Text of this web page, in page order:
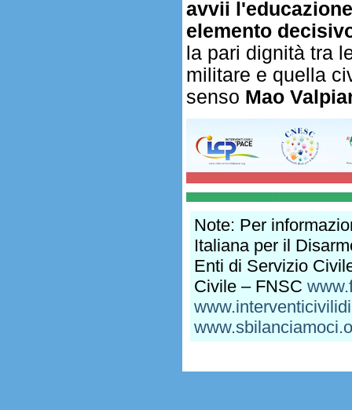
avvii
elemento
la pari dignità tra
militare e quella
senso Mao
Note: Per
Italiana per il
Enti di Servizio
Civile – FNSC